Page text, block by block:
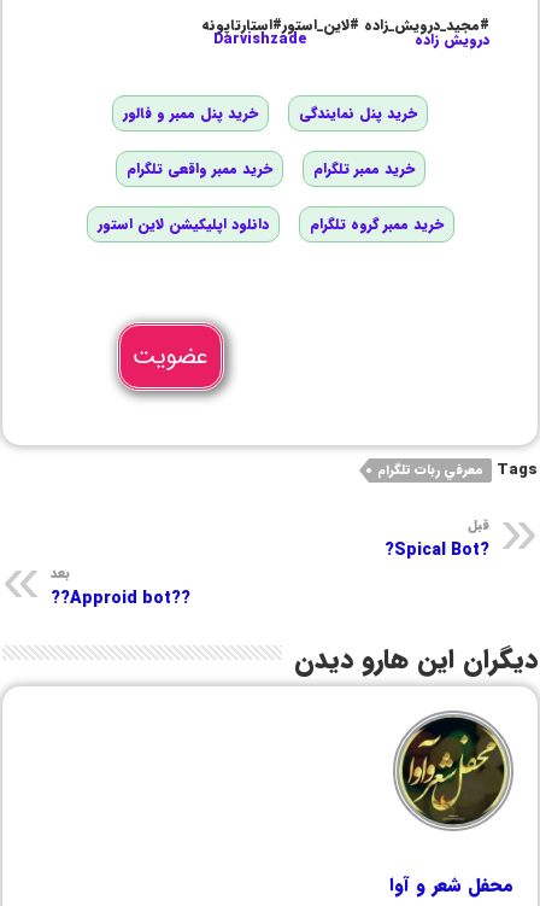
#مجید_درویش_زاده #لاین_استور#استارتاپونه
درویش زاده Darvishzade
خرید پنل نمایندگی خرید پنل ممبر و فالور
خرید ممبر تلگرام خرید ممبر واقعی تلگرام
خرید ممبر گروه تلگرام دانلود اپلیکیشن لاین استور
عضویت
Tags معرفي ربات تلگرام
قبل
?Spical Bot?
بعد
??Approid bot??
دیگران این هارو دیدن
محفل شعر و آوا